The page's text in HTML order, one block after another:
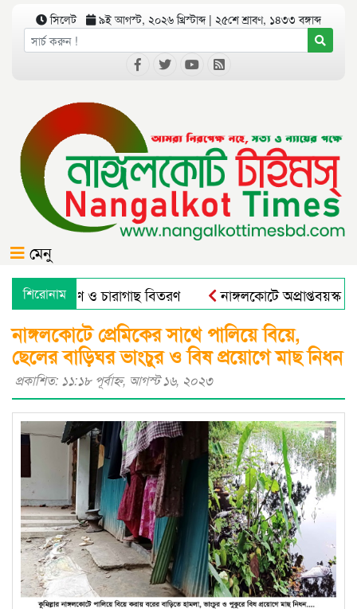
সিলেট ৯ই আগস্ট, ২০২৬ খ্রিস্টাব্দ | ২৫শে শ্রাবণ, ১৪৩৩ বঙ্গাব্দ
মেনু
শিরোনাম
বৃক্ষরোপণ ও চারাগাছ বিতরণ নাঙ্গলকোটে অপ্রাপ্তবয়স্ক
নাঙ্গলকোটে প্রেমিকের সাথে পালিয়ে বিয়ে,
ছেলের বাড়িঘর ভাংচুর ও বিষ প্রয়োগে মাছ নিধন
প্রকাশিত: ১১:১৮ পূর্বাহ্ণ, আগস্ট ১৬, ২০২৩